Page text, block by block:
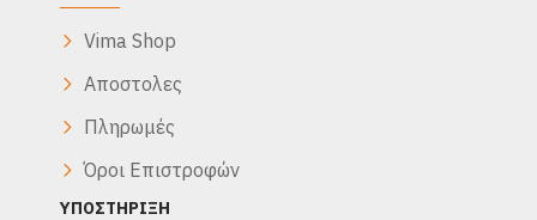
Vima Shop
Αποστολες
Πληρωμές
Όροι Επιστροφών
ΥΠΟΣΤΉΡΙΞΗ